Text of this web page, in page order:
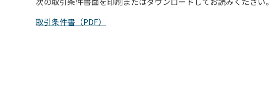
取引条件書（PDF）